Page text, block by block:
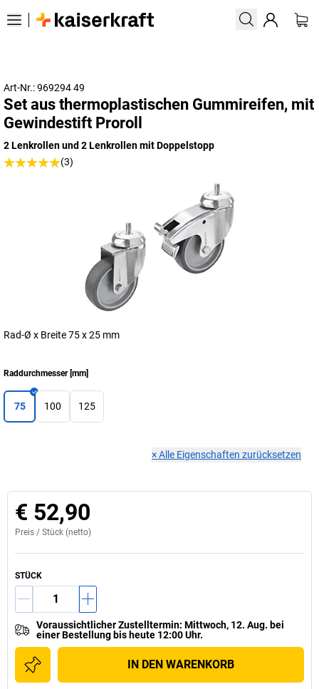
Art-Nr.: 969294 49
Set aus thermoplastischen Gummireifen, mit
Gewindestift Proroll
2 Lenkrollen und 2 Lenkrollen mit Doppelstopp
(3)
Rad-Ø x Breite 75 x 25 mm
Raddurchmesser[mm]
75 100 125
×Alle Eigenschaften zurücksetzen
€ 52,90
Preis / Stück (netto)
STÜCK
Voraussichtlicher Zustelltermin: Mittwoch, 12. Aug. bei
einerBestellung bis heute 12:00 Uhr.
IN DEN WARENKORB